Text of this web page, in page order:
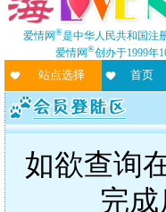
爱情网®是中华人民共和国注
爱情网®创办于1999年
站点选择 首页
如欲查询
完